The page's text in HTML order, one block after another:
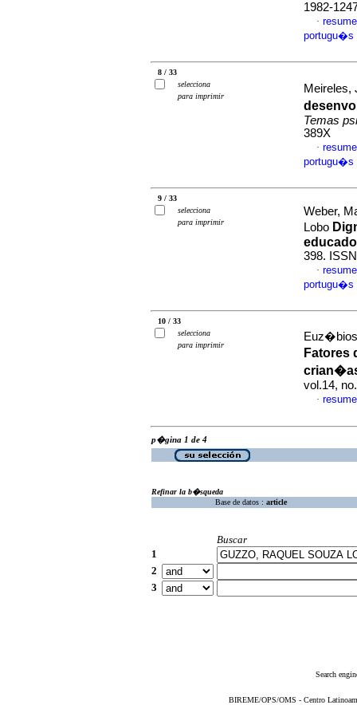
1982-
·
portugu�s
8 / 33
selecciona
para imprimir
Meireles,
Temas
389X
·
portugu�s
9 / 33
selecciona
para imprimir
Weber,
Lobo
398.
·
portugu�s
10 / 33
selecciona
para imprimir
Euz�bios
vol.14,
·
p�gina 1 de 4
Refinar la b�squeda
Base de datos : article
Buscar
1
2
3
Search
BIREME/OPS/OMS - Centro